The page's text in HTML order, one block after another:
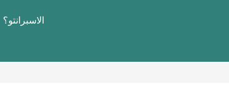
الاسبرانتو؟